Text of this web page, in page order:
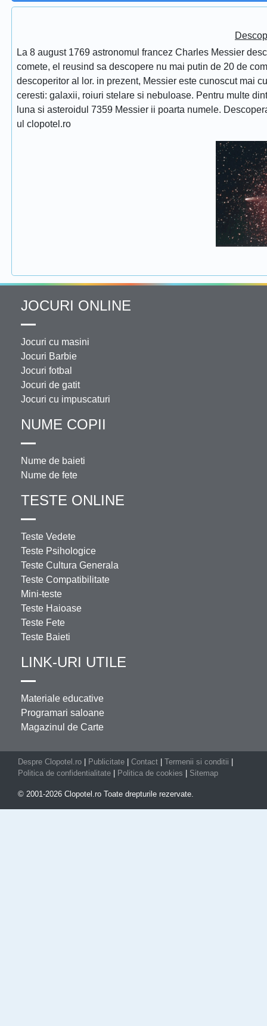
La 8 august 1769 astronomul francez Charles Messier
comete, el reusind sa descopere nu mai putin de 20 de
descoperitor al lor. in prezent, Messier este cunoscut mai
ceresti: galaxii, roiuri stelare si nebuloase. Pentru multe
luna si asteroidul 7359 Messier ii poarta numele.
ul clopotel.ro
JOCURI ONLINE
Jocuri cu masini
Jocuri Barbie
Jocuri fotbal
Jocuri de gatit
Jocuri cu impuscaturi
NUME COPII
Nume de baieti
Nume de fete
TESTE ONLINE
Teste Vedete
Teste Psihologice
Teste Cultura Generala
Teste Compatibilitate
Mini-teste
Teste Haioase
Teste Fete
Teste Baieti
LINK-URI UTILE
Materiale educative
Programari saloane
Magazinul de Carte
Despre Clopotel.ro Publicitate Contact Termenii si conditii
Politica de confidentialitate
Politica de cookies Sitemap
© 2001-2026 Clopotel.ro Toate drepturile rezervate.